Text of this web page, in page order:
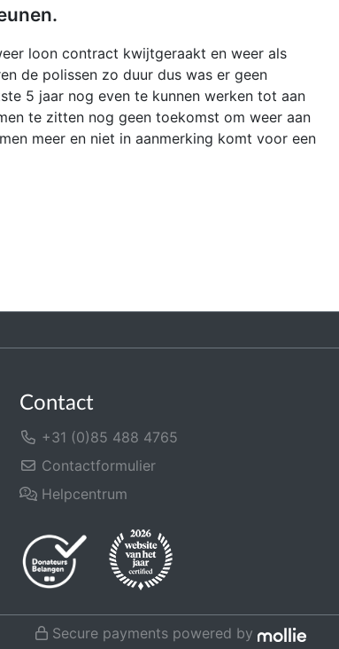
loon contract kwijtgeraakt en weer als
de polissen zo duur dus was er geen
5 jaar nog even te kunnen werken tot aan
te zitten nog geen toekomst om weer aan
meer en niet in aanmerking komt voor een
Contact
+31 (0)85 488 4765
Contactformulier
Helpcentrum
Secure payments powered by